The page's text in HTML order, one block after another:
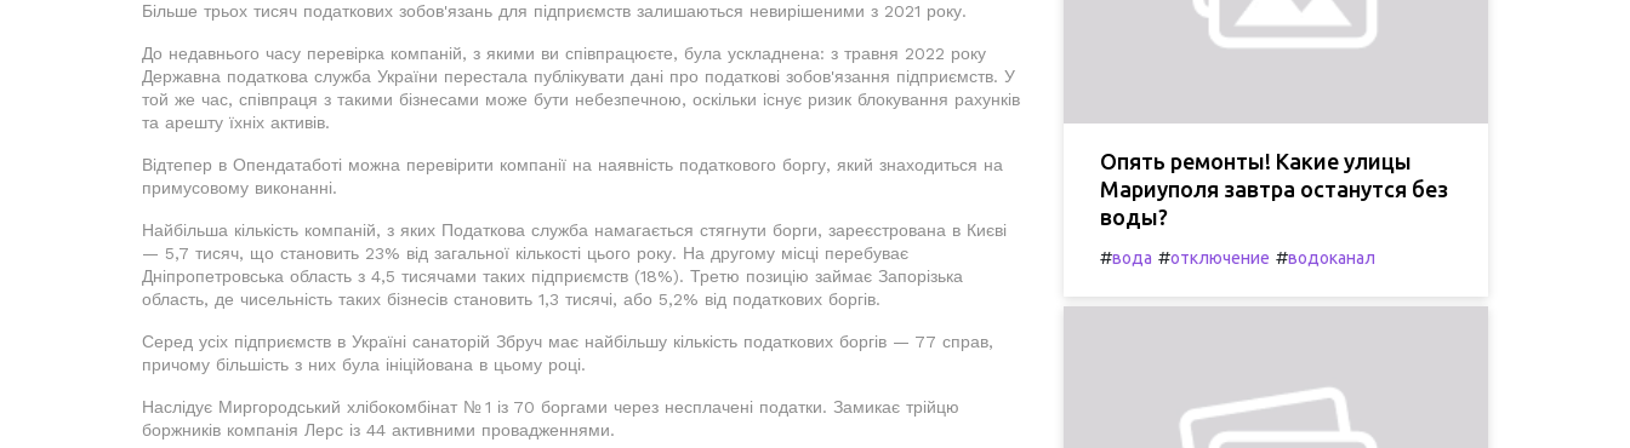
Більше трьох тисяч податкових зобов'язань для підприємств залишаються невирішеними з 2021 року.
До недавнього часу перевірка компаній, з якими ви співпрацюєте, була ускладнена: з травня 2022 року
Державна податкова служба України перестала публікувати дані про податкові зобов'язання підприємств. У
той же час, співпраця з такими бізнесами може бути небезпечною, оскільки існує ризик блокування рахунків
та арешту їхніх активів.
Відтепер в Опендатаботі можна перевірити компанії на наявність податкового боргу, який знаходиться на
примусовому виконанні.
Найбільша кількість компаній, з яких Податкова служба намагається стягнути борги, зареєстрована в Києві
— 5,7 тисяч, що становить 23% від загальної кількості цього року. На другому місці перебуває
Дніпропетровська область з 4,5 тисячами таких підприємств (18%). Третю позицію займає Запорізька
область, де чисельність таких бізнесів становить 1,3 тисячі, або 5,2% від податкових боргів.
Серед усіх підприємств в Україні санаторій Збруч має найбільшу кількість податкових боргів — 77 справ,
причому більшість з них була ініційована в цьому році.
Наслідує Миргородський хлібокомбінат № 1 із 70 боргами через несплачені податки. Замикає трійцю
боржників компанія Лерс із 44 активними провадженнями.
Опять ремонты! Какие улицы
Мариуполя завтра останутся без
воды?
#вода #отключение #водоканал